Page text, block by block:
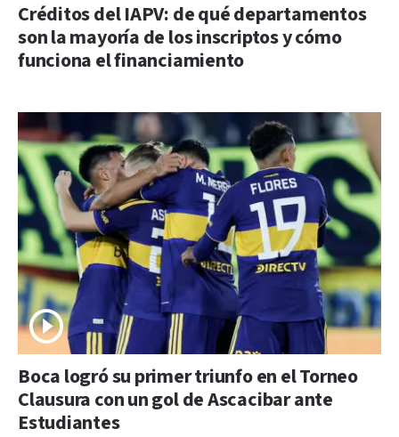
Créditos del IAPV: de qué departamentos
son la mayoría de los inscriptos y cómo
funciona el financiamiento
Boca logró su primer triunfo en el Torneo
Clausura con un gol de Ascacibar ante
Estudiantes